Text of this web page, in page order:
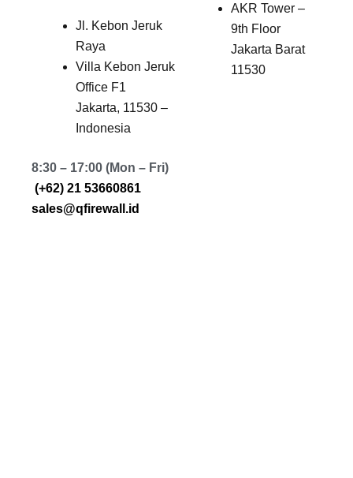
Jl. Kebon Jeruk
Raya
Villa Kebon Jeruk
Office F1
Jakarta, 11530 –
Indonesia
8:30 – 17:00 (Mon – Fri)
(+62) 21 53660861
sales@qfirewall.id
AKR Tower –
9th Floor
Jakarta Barat
11530